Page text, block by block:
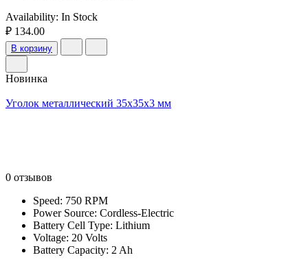
Availability: In Stock
₽ 134.00
В корзину
Новинка
Уголок металлический 35x35x3 мм
0 отзывов
Speed: 750 RPM
Power Source: Cordless-Electric
Battery Cell Type: Lithium
Voltage: 20 Volts
Battery Capacity: 2 Ah